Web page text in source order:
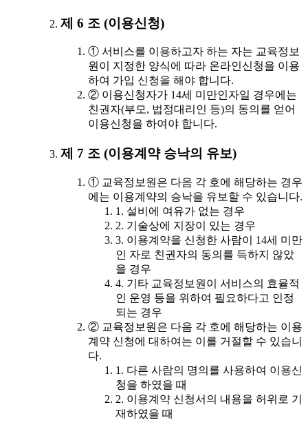
제 6 조 (이용신청)
① 서비스를 이용하고자 하는 자는 교육정보
원이 지정한 양식에 따라 온라인신청을 이용
하여 가입 신청을 해야 합니다.
② 이용신청자가 14세 미만인자일 경우에는
친권자(부모, 법정대리인 등)의 동의를 얻어
이용신청을 하여야 합니다.
제 7 조 (이용계약 승낙의 유보)
① 교육정보원은 다음 각 호에 해당하는 경우
에는 이용계약의 승낙을 유보할 수 있습니다.
1. 설비에 여유가 없는 경우
2. 기술상에 지장이 있는 경우
3. 이용계약을 신청한 사람이 14세 미만
인 자로 친권자의 동의를 득하지 않았
을 경우
4. 기타 교육정보원이 서비스의 효율적
인 운영 등을 위하여 필요하다고 인정
되는 경우
② 교육정보원은 다음 각 호에 해당하는 이용
계약 신청에 대하여는 이를 거절할 수 있습니
다.
1. 다른 사람의 명의를 사용하여 이용신
청을 하였을 때
2. 이용계약 신청서의 내용을 허위로 기
재하였을 때